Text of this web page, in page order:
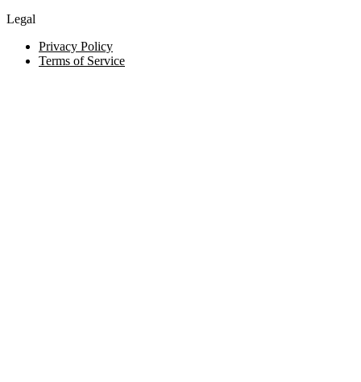
Legal
Privacy Policy
Terms of Service